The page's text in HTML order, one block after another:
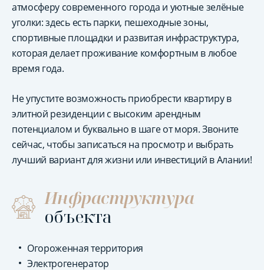
атмосферу современного города и уютные зелёные
уголки: здесь есть парки, пешеходные зоны,
спортивные площадки и развитая инфраструктура,
которая делает проживание комфортным в любое
время года.
Не упустите возможность приобрести квартиру в
элитной резиденции с высоким арендным
потенциалом и буквально в шаге от моря. Звоните
сейчас, чтобы записаться на просмотр и выбрать
лучший вариант для жизни или инвестиций в Алании!
Инфраструктура
объекта
Огороженная территория
Электрогенератор